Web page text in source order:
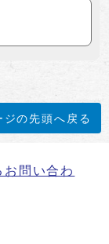
ジの先頭へ戻る
問い合わ